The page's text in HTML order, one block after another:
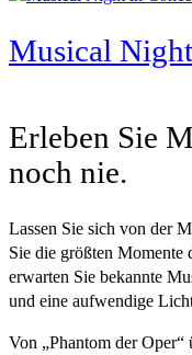
Musical
Erleben Sie
noch nie.
Lassen Sie sich von der
Sie die größten Momente
erwarten Sie bekannte
und eine aufwendige
Von „Phantom der